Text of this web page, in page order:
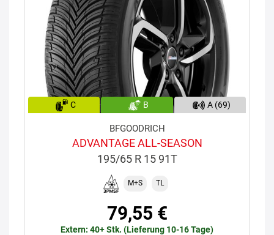
C B A (69)
BFGOODRICH
ADVANTAGE ALL-SEASON
195/65 R 15 91T
M+S TL
79,55 €
Extern: 40+ Stk. (Lieferung 10-16 Tage)